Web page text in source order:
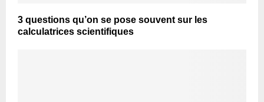
3 questions qu’on se pose souvent sur les
calculatrices scientifiques